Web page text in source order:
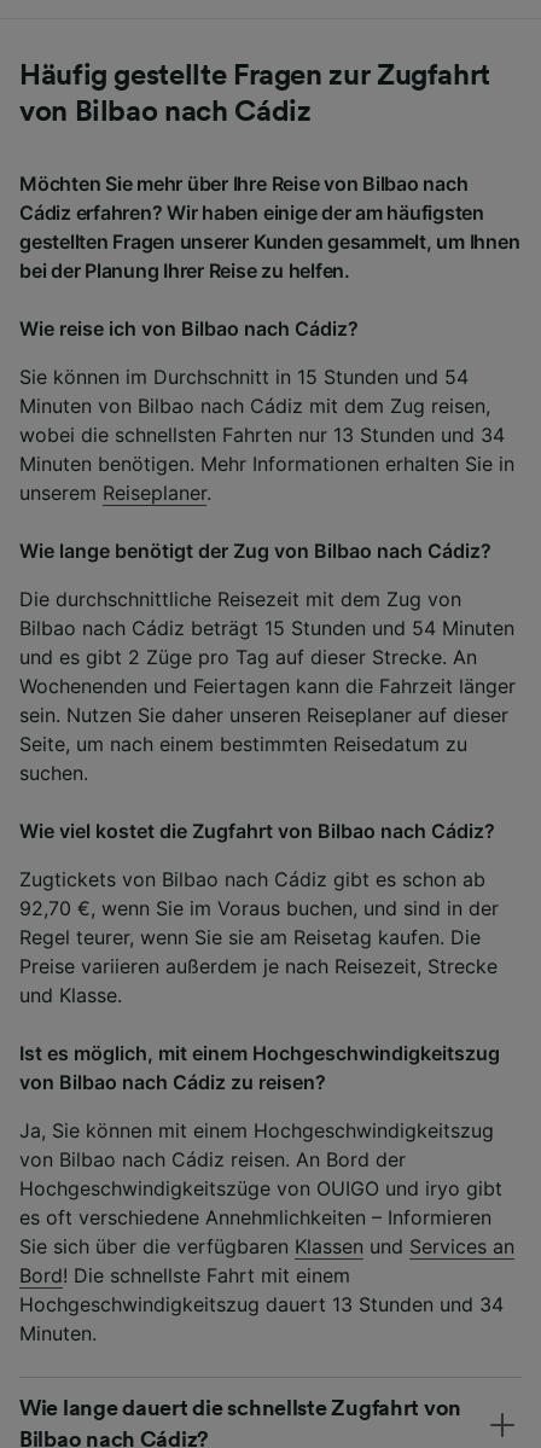
Häufig gestellte Fragen zur Zugfahrt
von Bilbao nach Cádiz
Möchten Sie mehr über Ihre Reise von Bilbao nach
Cádiz erfahren? Wir haben einige der am häufigsten
gestellten Fragen unserer Kunden gesammelt, um Ihnen
bei der Planung Ihrer Reise zu helfen.
Wie reise ich von Bilbao nach Cádiz?
Sie können im Durchschnitt in 15 Stunden und 54
Minuten von Bilbao nach Cádiz mit dem Zug reisen,
wobei die schnellsten Fahrten nur 13 Stunden und 34
Minuten benötigen. Mehr Informationen erhalten Sie in
unserem Reiseplaner.
Wie lange benötigt der Zug von Bilbao nach Cádiz?
Die durchschnittliche Reisezeit mit dem Zug von
Bilbao nach Cádiz beträgt 15 Stunden und 54 Minuten
und es gibt 2 Züge pro Tag auf dieser Strecke. An
Wochenenden und Feiertagen kann die Fahrzeit länger
sein. Nutzen Sie daher unseren Reiseplaner auf dieser
Seite, um nach einem bestimmten Reisedatum zu
suchen.
Wie viel kostet die Zugfahrt von Bilbao nach Cádiz?
Zugtickets von Bilbao nach Cádiz gibt es schon ab
92,70 €, wenn Sie im Voraus buchen, und sind in der
Regel teurer, wenn Sie sie am Reisetag kaufen. Die
Preise variieren außerdem je nach Reisezeit, Strecke
und Klasse.
Ist es möglich, mit einem Hochgeschwindigkeitszug
von Bilbao nach Cádiz zu reisen?
Ja, Sie können mit einem Hochgeschwindigkeitszug
von Bilbao nach Cádiz reisen. An Bord der
Hochgeschwindigkeitszüge von OUIGO und iryo gibt
es oft verschiedene Annehmlichkeiten – Informieren
Sie sich über die verfügbaren Klassen und Services an
Bord! Die schnellste Fahrt mit einem
Hochgeschwindigkeitszug dauert 13 Stunden und 34
Minuten.
Wie lange dauert die schnellste Zugfahrt von
Bilbao nach Cádiz?